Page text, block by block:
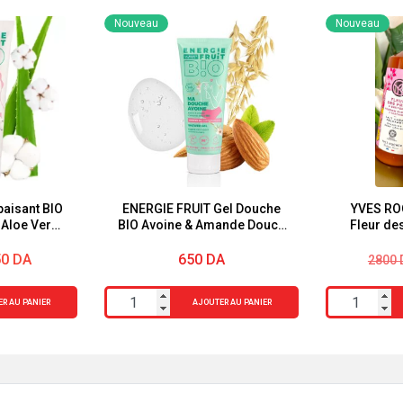
BIO
Vera
DA
AU PANIER
ENERGIE FRUIT Gel Douche
BIO Avoine & Amande Douce
Nouveau
650 DA
quantité
de
AJOUTER AU PANIER
YVES
Fleur
Nouveau
2800
Le
initial
était :
Le
actuel
est :
quantité
de